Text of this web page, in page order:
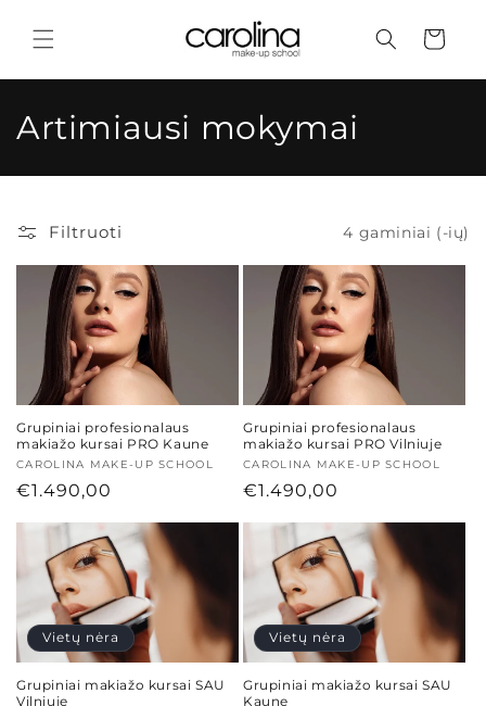
turinį
Krepšelis
K
o
j
a
:
Artimiausi mokymai
Filtruoti 4 gaminiai (-ių)
Grupiniai profesionalaus
makiažo kursai PRO Kaune
Tiekėjas:
CAROLINA MAKE-UP SCHOOL
Įprasta
€1.490,00
Grupiniai profesionalaus
makiažo kursai PRO Vilniuje
Tiekėjas:
CAROLINA MAKE-UP SCHOOL
Įprasta
€1.490,00
Vietų nėra
Grupiniai makiažo kursai SAU
Vilniuje
Vietų nėra
Grupiniai makiažo kursai SAU
Kaune